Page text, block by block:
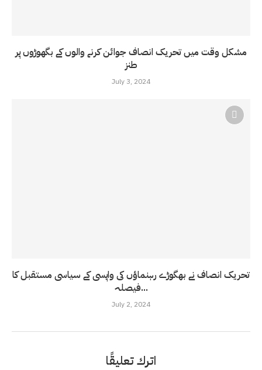
مشکل وقت میں تحریک انصاف جوائن کرنے والوں کے بگھوڑوں پر
طنز
July 3, 2024
تحریک انصاف نے بھگوڑے رہنماؤں کی واپسی کے سیاسی مستقبل کا
فیصلہ...
July 2, 2024
اترك تعليقًا